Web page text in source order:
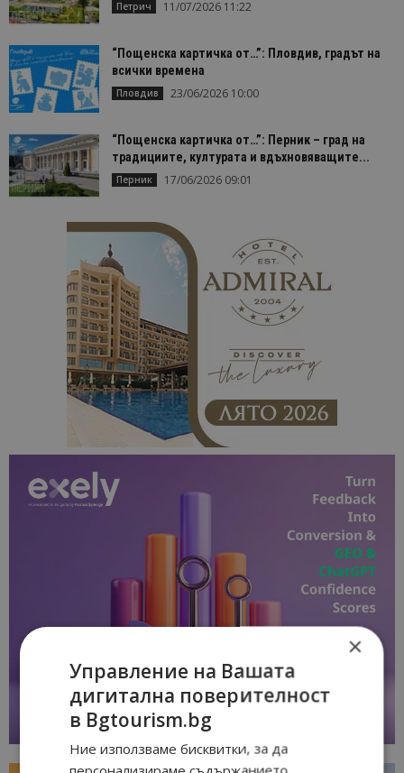
Петрич 11/07/2026 11:22
“Пощенска картичка от…”: Пловдив, градът на
всички времена
Пловдив 23/06/2026 10:00
“Пощенска картичка от…”: Перник – град на
традициите, културата и вдъхновяващите...
Перник 17/06/2026 09:01
×
Управление на Вашата
дигитална поверителност
в Bgtourism.bg
Ние използваме бисквитки, за да